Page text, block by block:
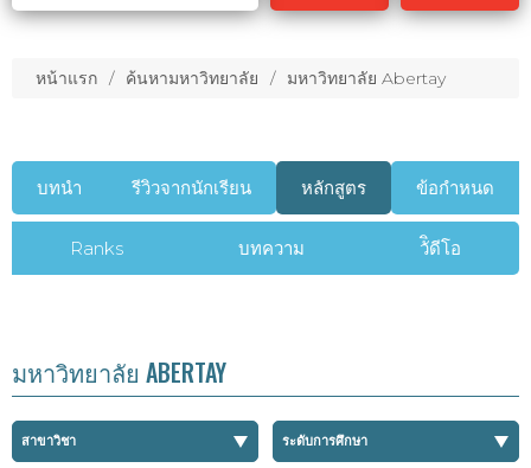
หน้าแรก ค้นหามหาวิทยาลัย มหาวิทยาลัย Abertay
บทนำ รีวิวจากนักเรียน หลักสูตร ข้อกำหนด
Ranks บทความ วัิดีโอ
มหาวิทยาลัย ABERTAY